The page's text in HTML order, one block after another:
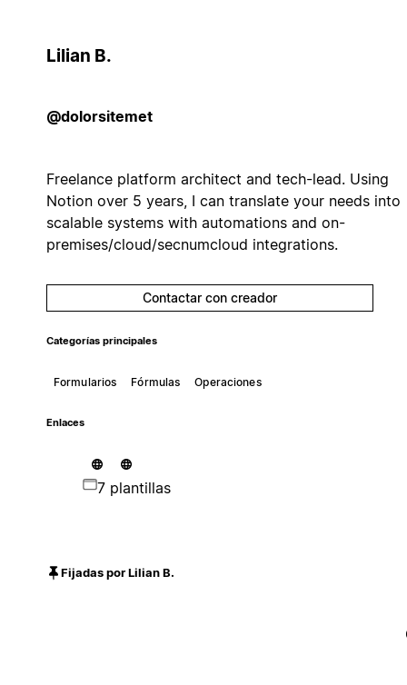
Lilian B.
@dolorsitemet
Freelance platform architect and tech-lead. Using
Notion over 5 years, I can translate your needs into
scalable systems with automations and on-
premises/cloud/secnumcloud integrations.
Contactar con creador
Categorías principales
Formularios Fórmulas Operaciones
Enlaces
7 plantillas
Fijadas por Lilian B.